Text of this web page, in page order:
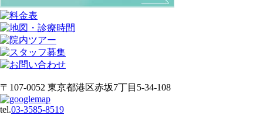
〒107-0052 東京都港区赤坂7丁目5-34-108
tel.03-3585-8519